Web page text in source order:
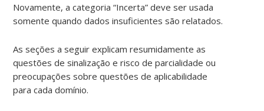
Novamente, a categoria “Incerta” deve ser usada
somente quando dados insuficientes são relatados.
As seções a seguir explicam resumidamente as
questões de sinalização e risco de parcialidade ou
preocupações sobre questões de aplicabilidade
para cada domínio.